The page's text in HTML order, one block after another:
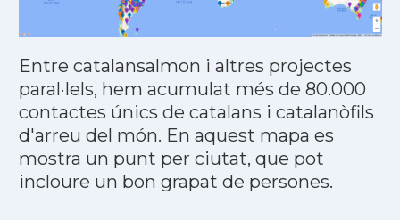
Entre catalansalmon i altres projectes
paral·lels, hem acumulat més de 80.000
contactes únics de catalans i catalanòfils
d'arreu del món. En aquest mapa es
mostra un punt per ciutat, que pot
incloure un bon grapat de persones.